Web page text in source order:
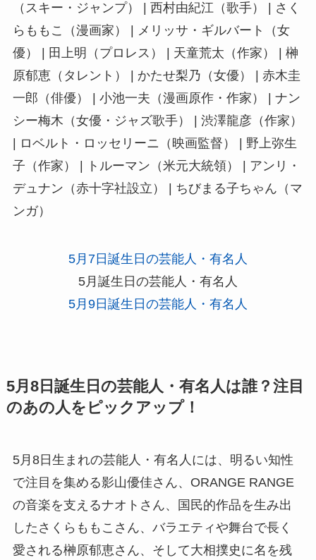
（スキー・ジャンプ） | 西村由紀江（歌手） | さく
らももこ（漫画家） | メリッサ・ギルバート（女
優） | 田上明（プロレス） | 天童荒太（作家） | 榊
原郁恵（タレント） | かたせ梨乃（女優） | 赤木圭
一郎（俳優） | 小池一夫（漫画原作・作家） | ナン
シー梅木（女優・ジャズ歌手） | 渋澤龍彦（作家）
| ロベルト・ロッセリーニ（映画監督） | 野上弥生
子（作家） | トルーマン（米元大統領） | アンリ・
デュナン（赤十字社設立） | ちびまる子ちゃん（マ
ンガ）
5月7日誕生日の芸能人・有名人
5月誕生日の芸能人・有名人
5月9日誕生日の芸能人・有名人
5月8日誕生日の芸能人・有名人は誰？注目
のあの人をピックアップ！
5月8日生まれの芸能人・有名人には、明るい知性
で注目を集める影山優佳さん、ORANGE RANGE
の音楽を支えるナオトさん、国民的作品を生み出
したさくらももこさん、バラエティや舞台で長く
愛される榊原郁恵さん、そして大相撲史に名を残